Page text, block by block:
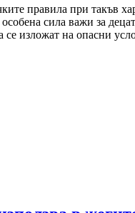
правила при такъв
сила важи за
изложат на опасни